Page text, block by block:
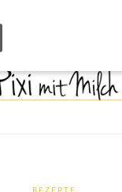
REZEPTE